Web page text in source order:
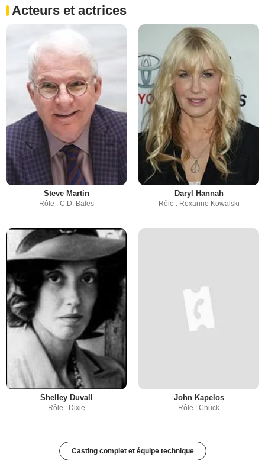
Acteurs et actrices
Steve Martin
Rôle : C.D. Bales
Daryl Hannah
Rôle : Roxanne Kowalski
Shelley Duvall
Rôle : Dixie
John Kapelos
Rôle : Chuck
Casting complet et équipe technique